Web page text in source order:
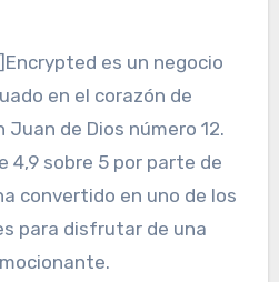
es un negocio
en el corazón de
Juan de Dios número 12.
4,9 sobre 5 por parte de
convertido en uno de los
para disfrutar de una